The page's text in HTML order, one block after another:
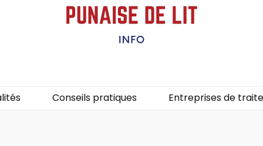
Conseils pratiques Entreprises de